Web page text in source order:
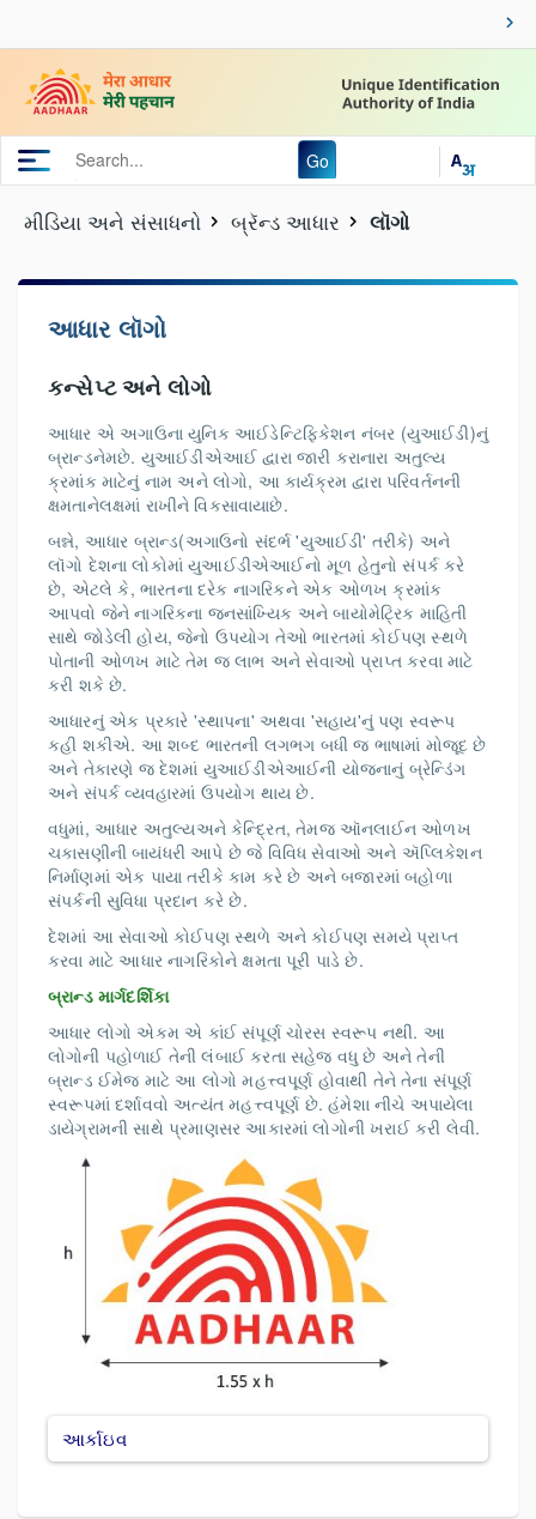
Go
મીડિયા અને સંસાધનો બ્રૅન્ડ આધાર લૉગો
આધાર લૉગો
કન્સેપ્ટ અને લોગો
આધાર એ અગાઉના યુનિક આઈડેન્ટિફિકેશન નંબર (યુઆઈડી)નું
બ્રાન્ડનેમછે. યુઆઈડીએઆઈ દ્વારા જારી કરાનારા અતુલ્ય
ક્રમાંક માટેનું નામ અને લોગો, આ કાર્યક્રમ દ્વારા પરિવર્તનની
ક્ષમતાનેલક્ષમાં રાખીને વિકસાવાયાછે.
બન્ને, આધાર બ્રાન્ડ(અગાઉનો સંદર્ભ 'યુઆઈડી' તરીકે) અને
લૉગો દેશના લોકોમાં યુઆઈડીએઆઈનો મૂળ હેતુનો સંપર્ક કરે
છે, એટલે કે, ભારતના દરેક નાગરિકને એક ઓળખ ક્રમાંક
આપવો જેને નાગરિકના જનસાંખ્યિક અને બાયોમેટ્રિક માહિતી
સાથે જોડેલી હોય, જેનો ઉપયોગ તેઓ ભારતમાં કોઈપણ સ્થળે
પોતાની ઓળખ માટે તેમ જ લાભ અને સેવાઓ પ્રાપ્ત કરવા માટે
કરી શકે છે.
આધારનું એક પ્રકારે 'સ્થાપના' અથવા 'સહાય'નું પણ સ્વરૂપ
કહી શકીએ. આ શબ્દ ભારતની લગભગ બધી જ ભાષામાં મોજૂદ છે
અને તેકારણે જ દેશમાં યુઆઈડીએઆઈની યોજનાનું બ્રેન્ડિંગ
અને સંપર્ક વ્યવહારમાં ઉપયોગ થાય છે.
વધુમાં, આધાર અતુલ્યઅને કેન્દ્રિત, તેમજ ઑનલાઈન ઓળખ
ચકાસણીની બાયંધરી આપે છે જે વિવિધ સેવાઓ અને ઍપ્લિકેશન
નિર્માણમાં એક પાયા તરીકે કામ કરે છે અને બજારમાં બહોળા
સંપર્કની સુવિધા પ્રદાન કરે છે.
દેશમાં આ સેવાઓ કોઈપણ સ્થળે અને કોઈપણ સમયે પ્રાપ્ત
કરવા માટે આધાર નાગરિકોને ક્ષમતા પૂરી પાડે છે.
બ્રાન્ડ માર્ગદર્શિકા
આધાર લોગો એકમ એ કાંઈ સંપૂર્ણ ચોરસ સ્વરૂપ નથી. આ
લોગોની પહોળાઈ તેની લંબાઈ કરતા સહેજ વધુ છે અને તેની
બ્રાન્ડ ઈમેજ માટે આ લોગો મહત્ત્વપૂર્ણ હોવાથી તેને તેના સંપૂર્ણ
સ્વરૂપમાં દર્શાવવો અત્યંત મહત્ત્વપૂર્ણ છે. હંમેશા નીચે અપાયેલા
ડાયેગ્રામની સાથે પ્રમાણસર આકારમાં લોગોની ખરાઈ કરી લેવી.
આર્કાઇવ